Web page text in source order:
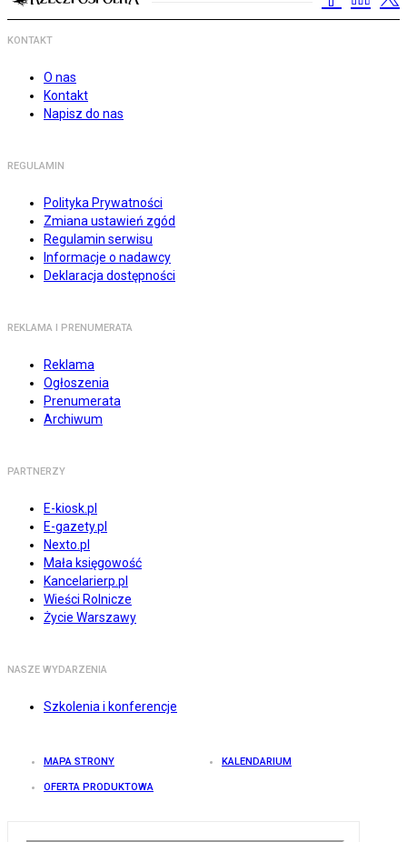
KONTAKT
O nas
Kontakt
Napisz do nas
REGULAMIN
Polityka Prywatności
Zmiana ustawień zgód
Regulamin serwisu
Informacje o nadawcy
Deklaracja dostępności
REKLAMA I PRENUMERATA
Reklama
Ogłoszenia
Prenumerata
Archiwum
PARTNERZY
E-kiosk.pl
E-gazety.pl
Nexto.pl
Mała księgowość
Kancelarierp.pl
Wieści Rolnicze
Życie Warszawy
NASZE WYDARZENIA
Szkolenia i konferencje
MAPA STRONY KALENDARIUM
OFERTA PRODUKTOWA